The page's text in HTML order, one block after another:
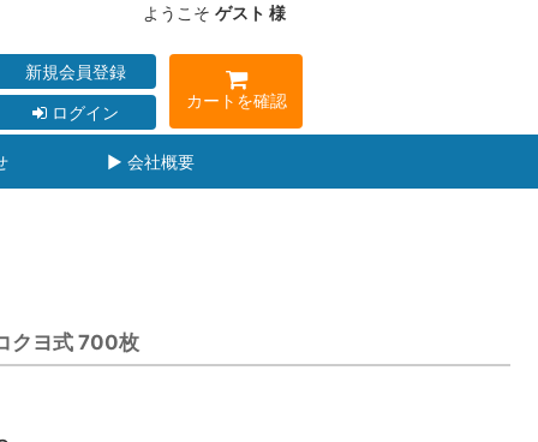
ようこそ ゲスト 様
新規会員登録
ログイン
カートを確認
▶ 会社概要
クヨ式 700枚